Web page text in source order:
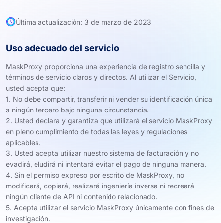
Última actualización: 3 de marzo de 2023
Uso adecuado del servicio
MaskProxy proporciona una experiencia de registro sencilla y
términos de servicio claros y directos. Al utilizar el Servicio,
usted acepta que:
1. No debe compartir, transferir ni vender su identificación única
a ningún tercero bajo ninguna circunstancia.
2. Usted declara y garantiza que utilizará el servicio MaskProxy
en pleno cumplimiento de todas las leyes y regulaciones
aplicables.
3. Usted acepta utilizar nuestro sistema de facturación y no
evadirá, eludirá ni intentará evitar el pago de ninguna manera.
4. Sin el permiso expreso por escrito de MaskProxy, no
modificará, copiará, realizará ingeniería inversa ni recreará
ningún cliente de API ni contenido relacionado.
5. Acepta utilizar el servicio MaskProxy únicamente con fines de
investigación.